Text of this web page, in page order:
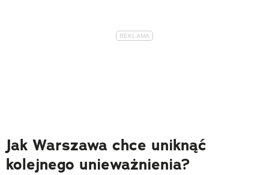
Jak Warszawa chce uniknąć
kolejnego unieważnienia?